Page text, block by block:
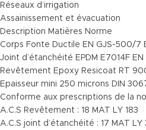
Réseaux d’irrigation
Assainissement et évacuation
Description Matières Norme
Corps Fonte Ductile EN GJS-500/7
Joint d’étanchéité EPDM E7014F EN
Revêtement Epoxy Resicoat RT
Epaisseur mini 250 microns DIN
Conforme aux prescriptions de la
A.C.S Revêtement : 18 MAT LY 183
A.C.S joint d’étanchéité : 17 MAT LY